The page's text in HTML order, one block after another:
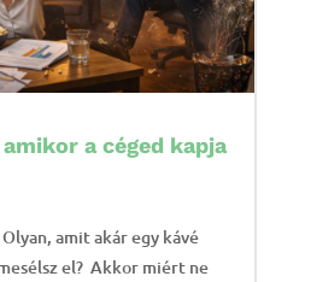
a céged kapja
amit akár egy kávé
el? Akkor miért ne